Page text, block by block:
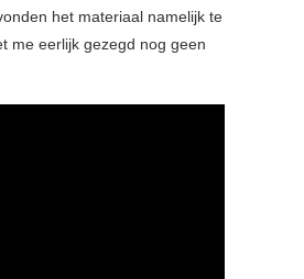
het materiaal namelijk te
me eerlijk gezegd nog geen